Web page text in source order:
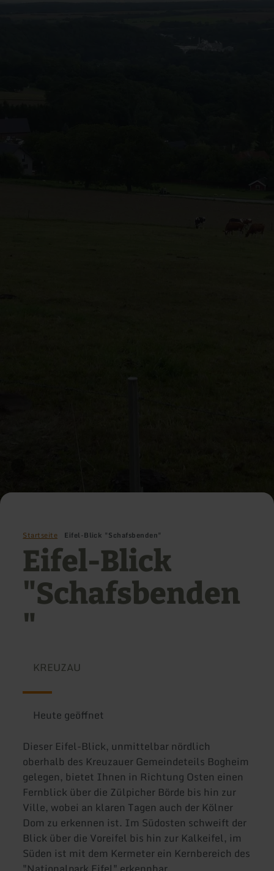
Startseite Eifel-Blick "Schafsbenden"
Eifel-Blick
"Schafsbenden
"
KREUZAU
Heute geöffnet
Dieser Eifel-Blick, unmittelbar nördlich
oberhalb des Kreuzauer Gemeindeteils Bogheim
gelegen, bietet Ihnen in Richtung Osten einen
Fernblick über die Zülpicher Börde bis hin zur
Ville, wobei an klaren Tagen auch der Kölner
Dom zu erkennen ist. Im Südosten schweift der
Blick über die Voreifel bis hin zur Kalkeifel, im
Süden ist mit dem Kermeter ein Kernbereich des